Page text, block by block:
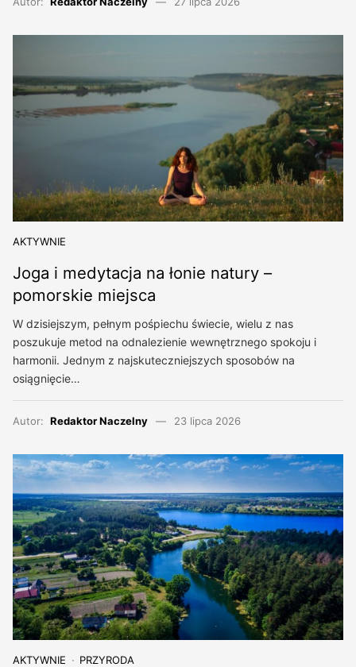
AKTYWNIE
Joga i medytacja na łonie natury –
pomorskie miejsca
W dzisiejszym, pełnym pośpiechu świecie, wielu z nas
poszukuje metod na odnalezienie wewnętrznego spokoju i
harmonii. Jednym z najskuteczniejszych sposobów na
osiągnięcie…
Autor: Redaktor Naczelny 23 lipca 2026
AKTYWNIE PRZYRODA